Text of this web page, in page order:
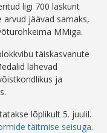
ligi 700 laskurit
arvud jäävad samaks,
MMiga.
täiskasvanute
lähevad
ja
lõplikult 5. juulil.
täitmise seisuga.